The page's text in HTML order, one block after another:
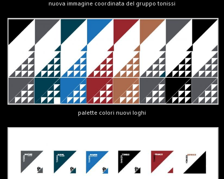
nuova immagine coordinata del gruppo tonissi
palette colori nuovi loghi